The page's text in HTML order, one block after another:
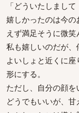
「どういたしまして
嬉しかったのは今
えず満足そうに微笑
私も嬉しいのだが、
よいしょと近くに
形にする。
ただし、自分の顔を
どうでもいいが、甘